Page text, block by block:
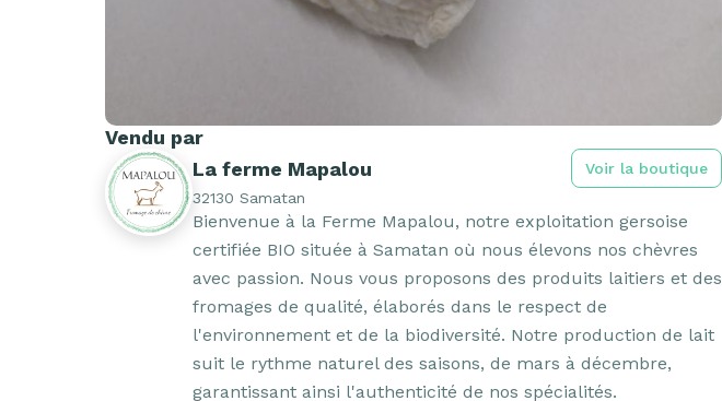
Vendu par
La ferme Mapalou
Voir la boutique
32130 Samatan
Bienvenue à la Ferme Mapalou, notre exploitation gersoise
certifiée BIO située à Samatan où nous élevons nos chèvres
avec passion. Nous vous proposons des produits laitiers et des
fromages de qualité, élaborés dans le respect de
l'environnement et de la biodiversité. Notre production de lait
suit le rythme naturel des saisons, de mars à décembre,
garantissant ainsi l'authenticité de nos spécialités.